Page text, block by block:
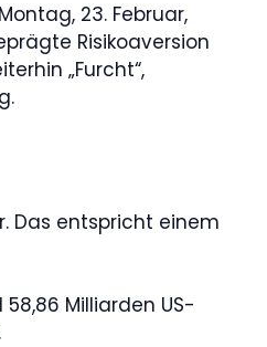
23. Februar,
Risikoaversion
„Furcht“,
Das entspricht einem
Milliarden US-